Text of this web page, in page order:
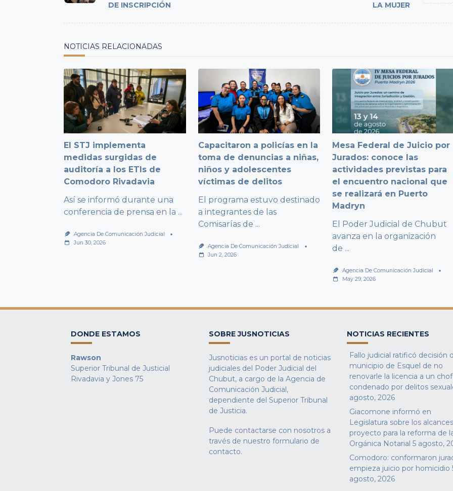
screen-
DE INSCRIPCIÓN
LA MUJER
NOTICIAS RELACIONADAS
El STJ implementa
medidas surgidas de
auditoría a los ETIs de
Comodoro Rivadavia
Así se informó durante una
conferencia de prensa en la ...
Agencia De Comunicación Judicial
Jun 30, 2026
Capacitaron a policías en la
toma de denuncias a niñas,
niños y adolescentes
víctimas de delitos
El programa estuvo destinado
a integrantes de las
Comisarías de ...
Agencia De Comunicación Judicial
Jun 2, 2026
Mesa Federal de Juicio por
Jurados: conoce las
actividades previstas para
el encuentro nacional que
se realizará en Puerto
Madryn
El Poder Judicial de Chubut
avanza en la organización
de ...
Agencia De Comunicación Judicial
May 29, 2026
DONDE ESTAMOS
Rawson
Superior Tribunal de Justicial
Rivadavia y Jones 75
SOBRE JUSNOTICIAS
Jusnoticias es un portal de noticias
judiciales del Poder Judicial del
Chubut, a cargo de la Agencia de
Comunicación Judicial,
dependiente del Superior Tribunal
de Justicia.
Puede contactarse con nosotros a
través de nuestro formulario de
contacto.
NOTICIAS RECIENTES
Fallo judicial ratificó decisión
municipio de Esquel de no
renovarle la licencia a un
condenado por delitos
agosto, 2026
Giacomone informó en
Legislatura sobre los
proyecto para la reforma de
Orgánica Notarial 5 agosto,
Comodoro: conformaron
empieza juicio por homicidio
agosto, 2026